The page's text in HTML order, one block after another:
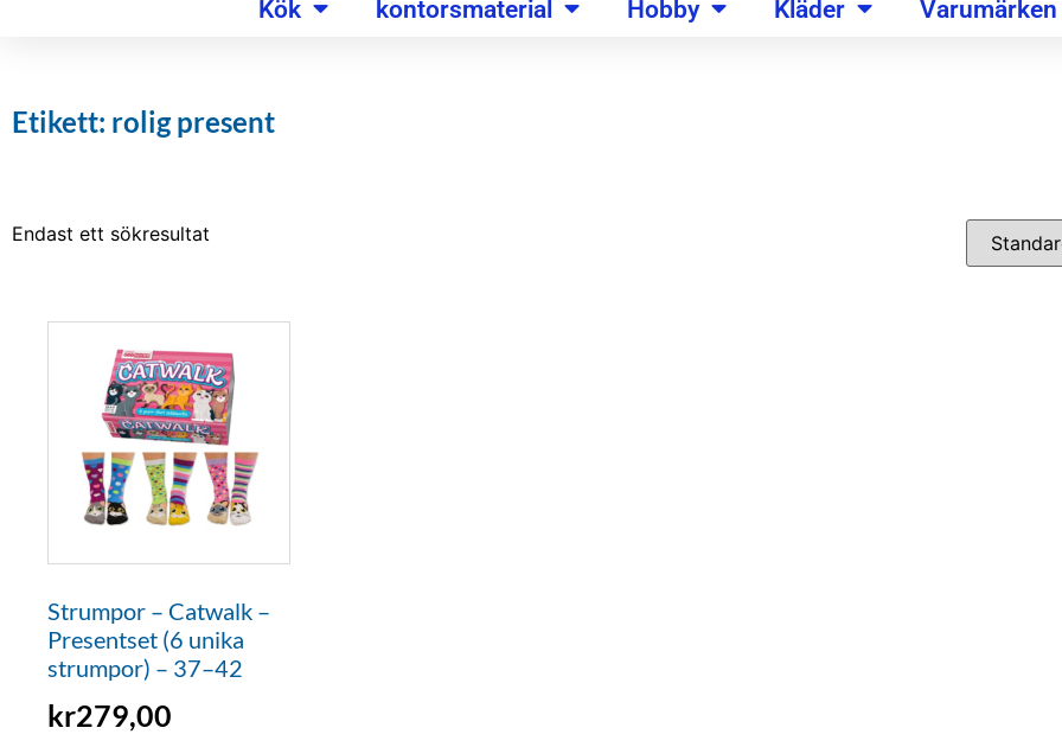
Kök kontorsmaterial Hobby Kläder Varumärken
Etikett: rolig present
Endast ett sökresultat
Strumpor – Catwalk –
Presentset (6 unika
strumpor) – 37–42
kr279,00